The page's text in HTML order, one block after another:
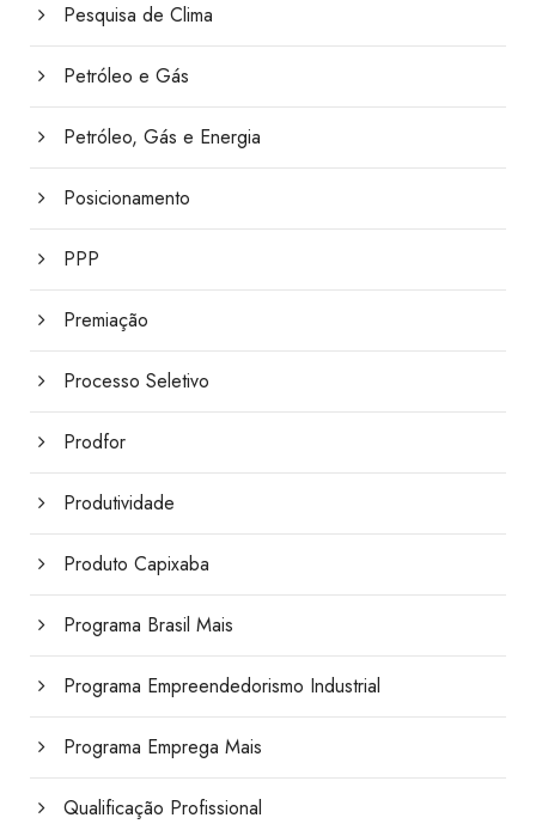
Pesquisa de Clima
Petróleo e Gás
Petróleo, Gás e Energia
Posicionamento
PPP
Premiação
Processo Seletivo
Prodfor
Produtividade
Produto Capixaba
Programa Brasil Mais
Programa Empreendedorismo Industrial
Programa Emprega Mais
Qualificação Profissional